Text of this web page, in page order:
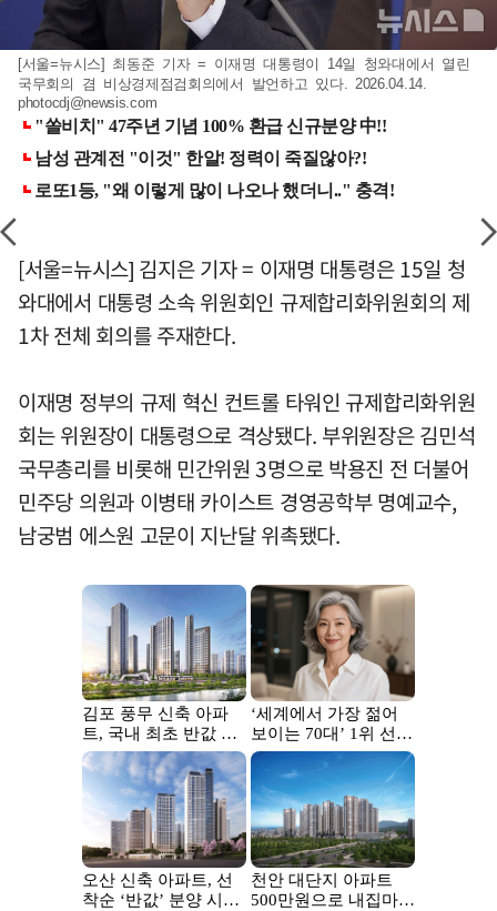
[서울=뉴시스] 최동준 기자 = 이재명 대통령이 14일 청와대에서 열린
국무회의 겸 비상경제점검회의에서 발언하고 있다. 2026.04.14.
photocdj@newsis.com
[서울=뉴시스] 김지은 기자 = 이재명 대통령은 15일 청
와대에서 대통령 소속 위원회인 규제합리화위원회의 제
1차 전체 회의를 주재한다.
이재명 정부의 규제 혁신 컨트롤 타워인 규제합리화위원
회는 위원장이 대통령으로 격상됐다. 부위원장은 김민석
국무총리를 비롯해 민간위원 3명으로 박용진 전 더불어
민주당 의원과 이병태 카이스트 경영공학부 명예교수,
남궁범 에스원 고문이 지난달 위촉됐다.